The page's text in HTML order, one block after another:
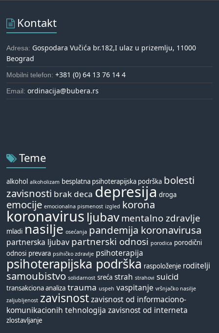
Kontakt
Adresa: Gospodara Vučića br.182,I ulaz u prizemlju, 11000
Beograd
Mobilni telefon:+381 (0) 64 13 76 14 4
Email:ordinacija@bubera.rs
Teme
alkohol alkoholizam besplatna psihoterapijska podrška bolesti
zavisnosti brak deca depresija droga
emocije emocionalna pismenost izgled korona
koronavirus ljubav mentalno zdravlje
mladi nasilje osećanja pandemija koronavirusa
partnerska ljubav partnerski odnosi porodica porodični
odnosi prevara psihičko zdravlje psihoterapija
psihoterapijska podrška raspoloženje roditelji
samoubistvo solidarnost sreća strah strahovi suicid
transakciona analiza trauma uspeh vaspitanje vršnjačko nasilje
zaljubljenost zavisnost zavisnost od informaciono-
komunikacionih tehnologija zavisnost od interneta
zlostavljanje